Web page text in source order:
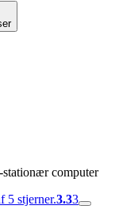
computer
5 stjerner.3.33